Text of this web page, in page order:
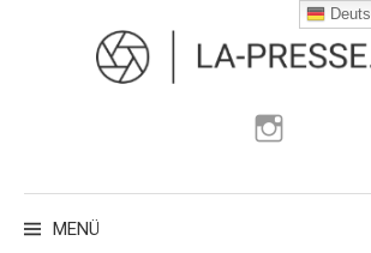
überspringen
MENÜ